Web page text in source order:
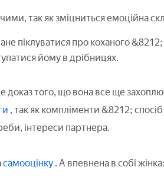
так як зміцниться емоційна
піклуватися про коханого
йому в дрібницях.
доказ того, що вона все ще
, так як компліменти &8212;
інтереси партнера.
самооцінку . А впевнена в собі жінка: